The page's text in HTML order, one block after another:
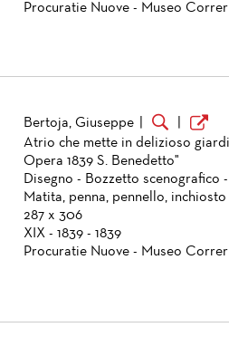
Procuratie Nuove - Museo Correr
Bertoja, Giuseppe
Atrio che mette in delizioso
Opera 1839 S. Benedetto"
Disegno - Bozzetto scenografico
Matita, penna, pennello,
287 x 306
XIX - 1839 - 1839
Procuratie Nuove - Museo Correr